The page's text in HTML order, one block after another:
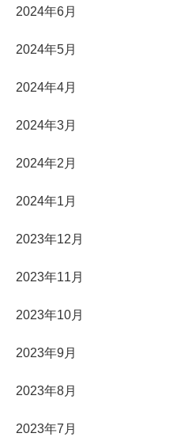
2024年6月
2024年5月
2024年4月
2024年3月
2024年2月
2024年1月
2023年12月
2023年11月
2023年10月
2023年9月
2023年8月
2023年7月